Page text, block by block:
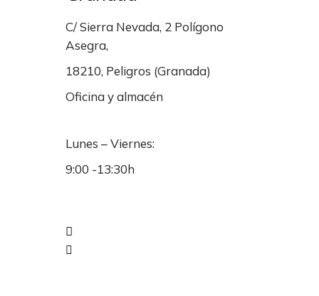
C/ Sierra Nevada, 2 Polígono
Asegra,
18210, Peligros (Granada)
Oficina y almacén
Lunes – Viernes:
9:00 -13:30h